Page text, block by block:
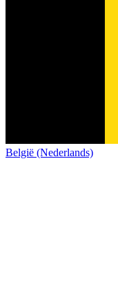
België (Nederlands)